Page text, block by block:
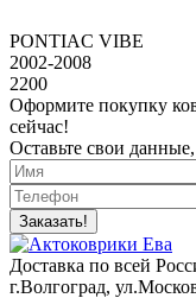
PONTIAC VIBE
2002-2008
2200
Оформите покупку
сейчас!
Оставьте свои
Заказать!
Доставка по всей
г.Волгоград,